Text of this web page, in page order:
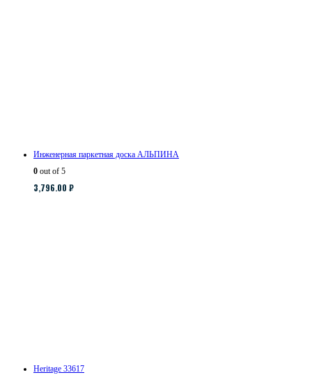
Инженерная паркетная доска АЛЬПИНА
0 out of 5
3,796.00 ₽
Heritage 33617